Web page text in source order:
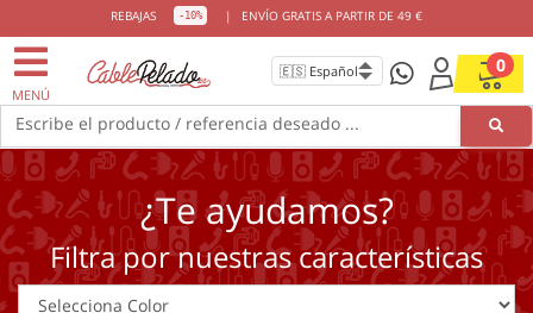
REBAJAS -10% | ENVÍO GRATIS A PARTIR DE 49 €
MENÚ
0
Escribe el producto / referencia deseado ...
¿Te ayudamos?
Filtra por nuestras características